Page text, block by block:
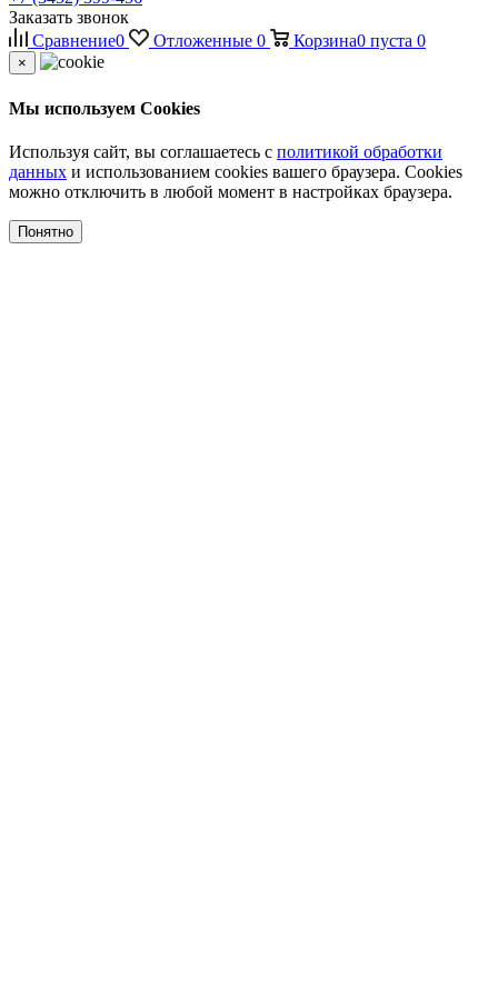
Заказать звонок
Сравнение0 Отложенные 0 Корзина0 пуста 0
×
Мы используем Cookies
Используя сайт, вы соглашаетесь с политикой обработки
данных и использованием cookies вашего браузера. Cookies
можно отключить в любой момент в настройках браузера.
Понятно